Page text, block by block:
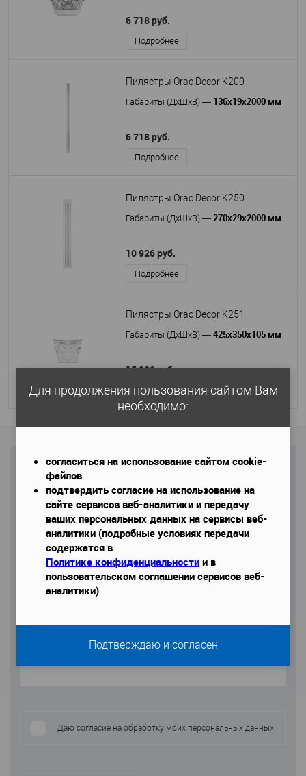
6 718 руб.
Подробнее
Пилястры Orac Decor K200
Габариты (ДхШхВ) — 136х19х2000 мм
6 718 руб.
Подробнее
Пилястры Orac Decor K250
Габариты (ДхШхВ) — 270х29х2000 мм
10 926 руб.
Подробнее
Пилястры Orac Decor K251
Габариты (ДхШхВ) — 425х350х105 мм
15 006 руб.
Подробнее
НЕ ЗНАЕТЕ ЧТО ВЫБРАТЬ?
Спросите специалиста
Даю согласие на обработку моих персональных данных
Для продолжения пользования сайтом Вам
необходимо:
согласиться на использование сайтом cookie-
файлов
подтвердить согласие на использование на
сайте сервисов веб-аналитики и передачу
ваших персональных данных на сервисы веб-
аналитики (подробные условиях передачи
содержатся в
Политике конфиденциальности и в
пользовательском соглашении сервисов веб-
аналитики)
Подтверждаю и согласен